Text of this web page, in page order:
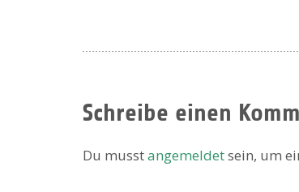
Schreibe einen
Du musstangemeldetsein, um